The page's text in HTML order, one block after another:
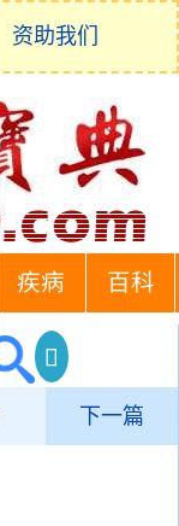
资助我们
疾病 百科
下一篇